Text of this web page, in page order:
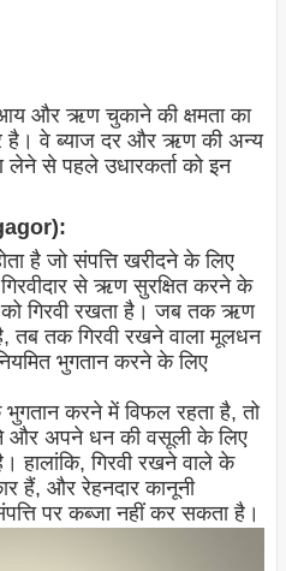
आय और ऋण चुकाने की क्षमता का
है। वे ब्याज दर और ऋण की अन्य
लेने से पहले उधारकर्ता को इन
है जो संपत्ति खरीदने के लिए
से ऋण सुरक्षित करने के
को गिरवी रखता है। जब तक ऋण
तब तक गिरवी रखने वाला मूलधन
भुगतान करने के लिए
करने में विफल रहता है, तो
और अपने धन की वसूली के लिए
हालांकि, गिरवी रखने वाले के
हैं, और रेहनदार कानूनी
पर कब्जा नहीं कर सकता है।